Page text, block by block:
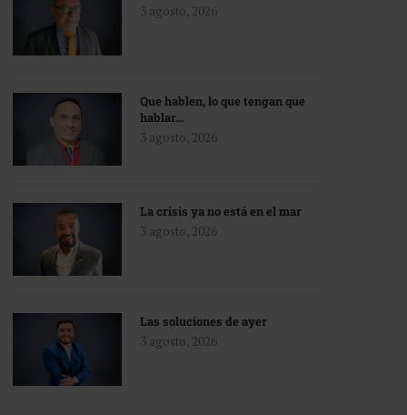
3 agosto, 2026
Que hablen, lo que tengan que
hablar…
3 agosto, 2026
La crisis ya no está en el mar
3 agosto, 2026
Las soluciones de ayer
3 agosto, 2026